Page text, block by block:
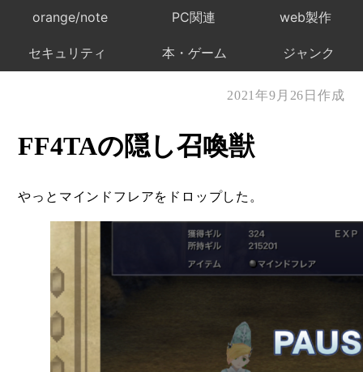
orange/note PC関連 web製作
セキュリティ 本・ゲーム ジャンク
2021年9月26日作成
FF4TAの隠し召喚獣
やっとマインドフレアをドロップした。